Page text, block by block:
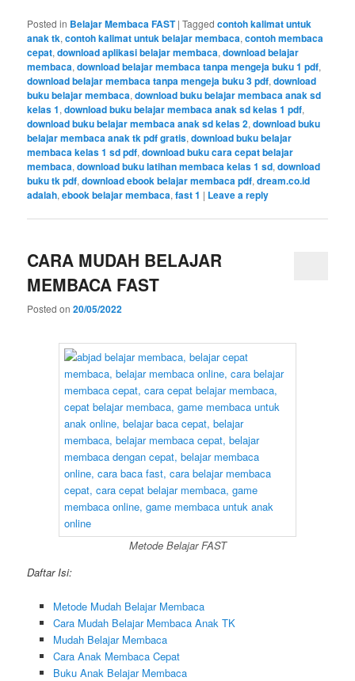
Posted in Belajar Membaca FAST |Tagged contoh kalimat untuk
anak tk,contoh kalimat untuk belajar membaca,contoh membaca
cepat,download aplikasi belajar membaca,download belajar
membaca,download belajar membaca tanpa mengeja buku 1 pdf,
download belajar membaca tanpa mengeja buku 3 pdf,download
buku belajar membaca,download buku belajar membaca anak sd
kelas 1,download buku belajar membaca anak sd kelas 1 pdf,
download buku belajar membaca anak sd kelas 2,download buku
belajar membaca anak tk pdf gratis,download buku belajar
membaca kelas 1 sd pdf,download buku cara cepat belajar
membaca,download buku latihan membaca kelas 1 sd,download
buku tk pdf,download ebook belajar membaca pdf,dream.co.id
adalah,ebook belajar membaca,fast 1 | Leave a reply
CARA MUDAH BELAJAR
MEMBACA FAST
Posted on20/05/2022
Metode Belajar FAST
Daftar Isi:
Metode Mudah Belajar Membaca
Cara Mudah Belajar Membaca Anak TK
Mudah Belajar Membaca
Cara Anak Membaca Cepat
Buku Anak Belajar Membaca